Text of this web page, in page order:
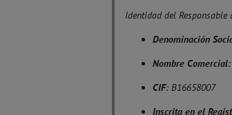
Identidad del Responsable
Denominación
Nombre Comercial
CIF: B16658007
Inscrita en el